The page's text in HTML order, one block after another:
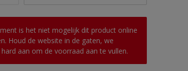
is het niet mogelijk dit product online
Houd de website in de gaten, we
aan om de voorraad aan te vullen.